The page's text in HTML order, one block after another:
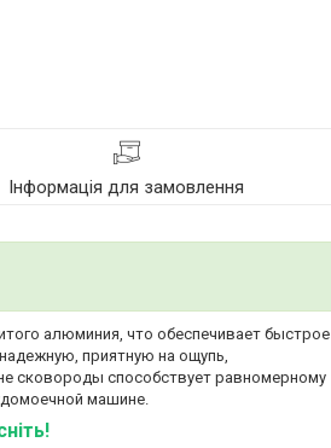
Інформація для замовлення
алюминия, что обеспечивает быстрое
приятную на ощупь,
сковороды способствует равномерному
машине.